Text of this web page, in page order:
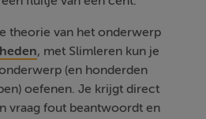
theorie van het onderwerp
, met Slimleren kun je
(en honderden
oefenen. Je krijgt direct
vraag fout beantwoordt en